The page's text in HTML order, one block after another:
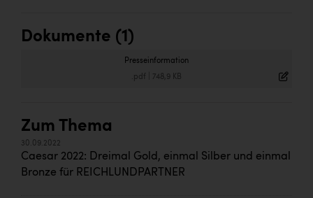
Dokumente (1)
Presseinformation
.pdf 748,9 KB
Zum Thema
30.09.2022
Caesar 2022: Dreimal Gold, einmal Silber und einmal
Bronze für REICHLUNDPARTNER